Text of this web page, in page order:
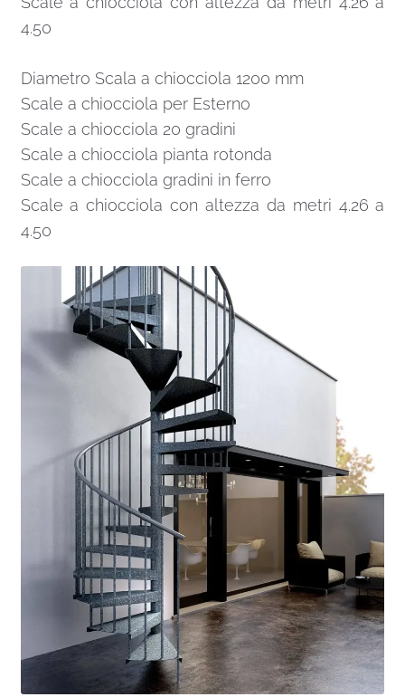
4.50
Diametro Scala a chiocciola 1200 mm
Scale a chiocciola per Esterno
Scale a chiocciola 20 gradini
Scale a chiocciola pianta rotonda
Scale a chiocciola gradini in ferro
Scale a chiocciola con altezza da metri 4.26 a
4.50